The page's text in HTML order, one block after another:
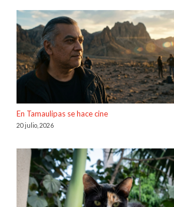
En Tamaulipas se hace cine
20 julio, 2026